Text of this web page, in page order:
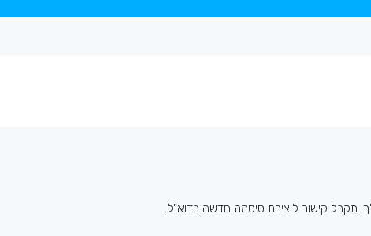
קישור ליצירת סיסמה חדשה בדוא"ל.